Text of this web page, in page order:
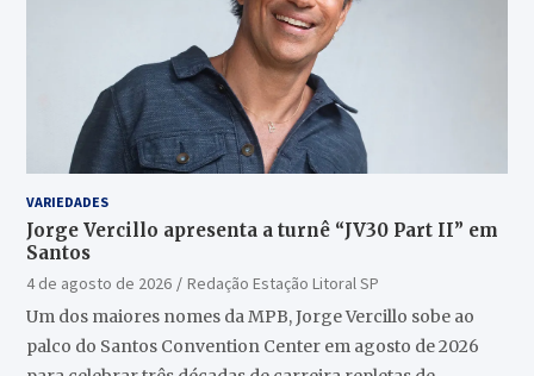
VARIEDADES
Jorge Vercillo apresenta a turnê “JV30 Part II” em
Santos
4 de agosto de 2026
Redação Estação Litoral SP
Um dos maiores nomes da MPB, Jorge Vercillo sobe ao
palco do Santos Convention Center em agosto de 2026